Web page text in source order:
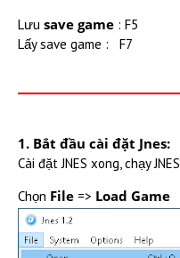
Lưu save game : F5
Lấy save game : F7
1. Bắt đầu cài đặt Jnes:
Cài đặt JNES xong, chạy JNES
Chọn File => Load Game